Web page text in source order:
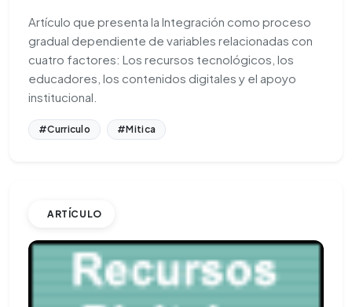
Artículo que presenta la Integración como proceso
gradual dependiente de variables relacionadas con
cuatro factores: Los recursos tecnológicos, los
educadores, los contenidos digitales y el apoyo
institucional.
#Curriculo #Mitica
ARTÍCULO